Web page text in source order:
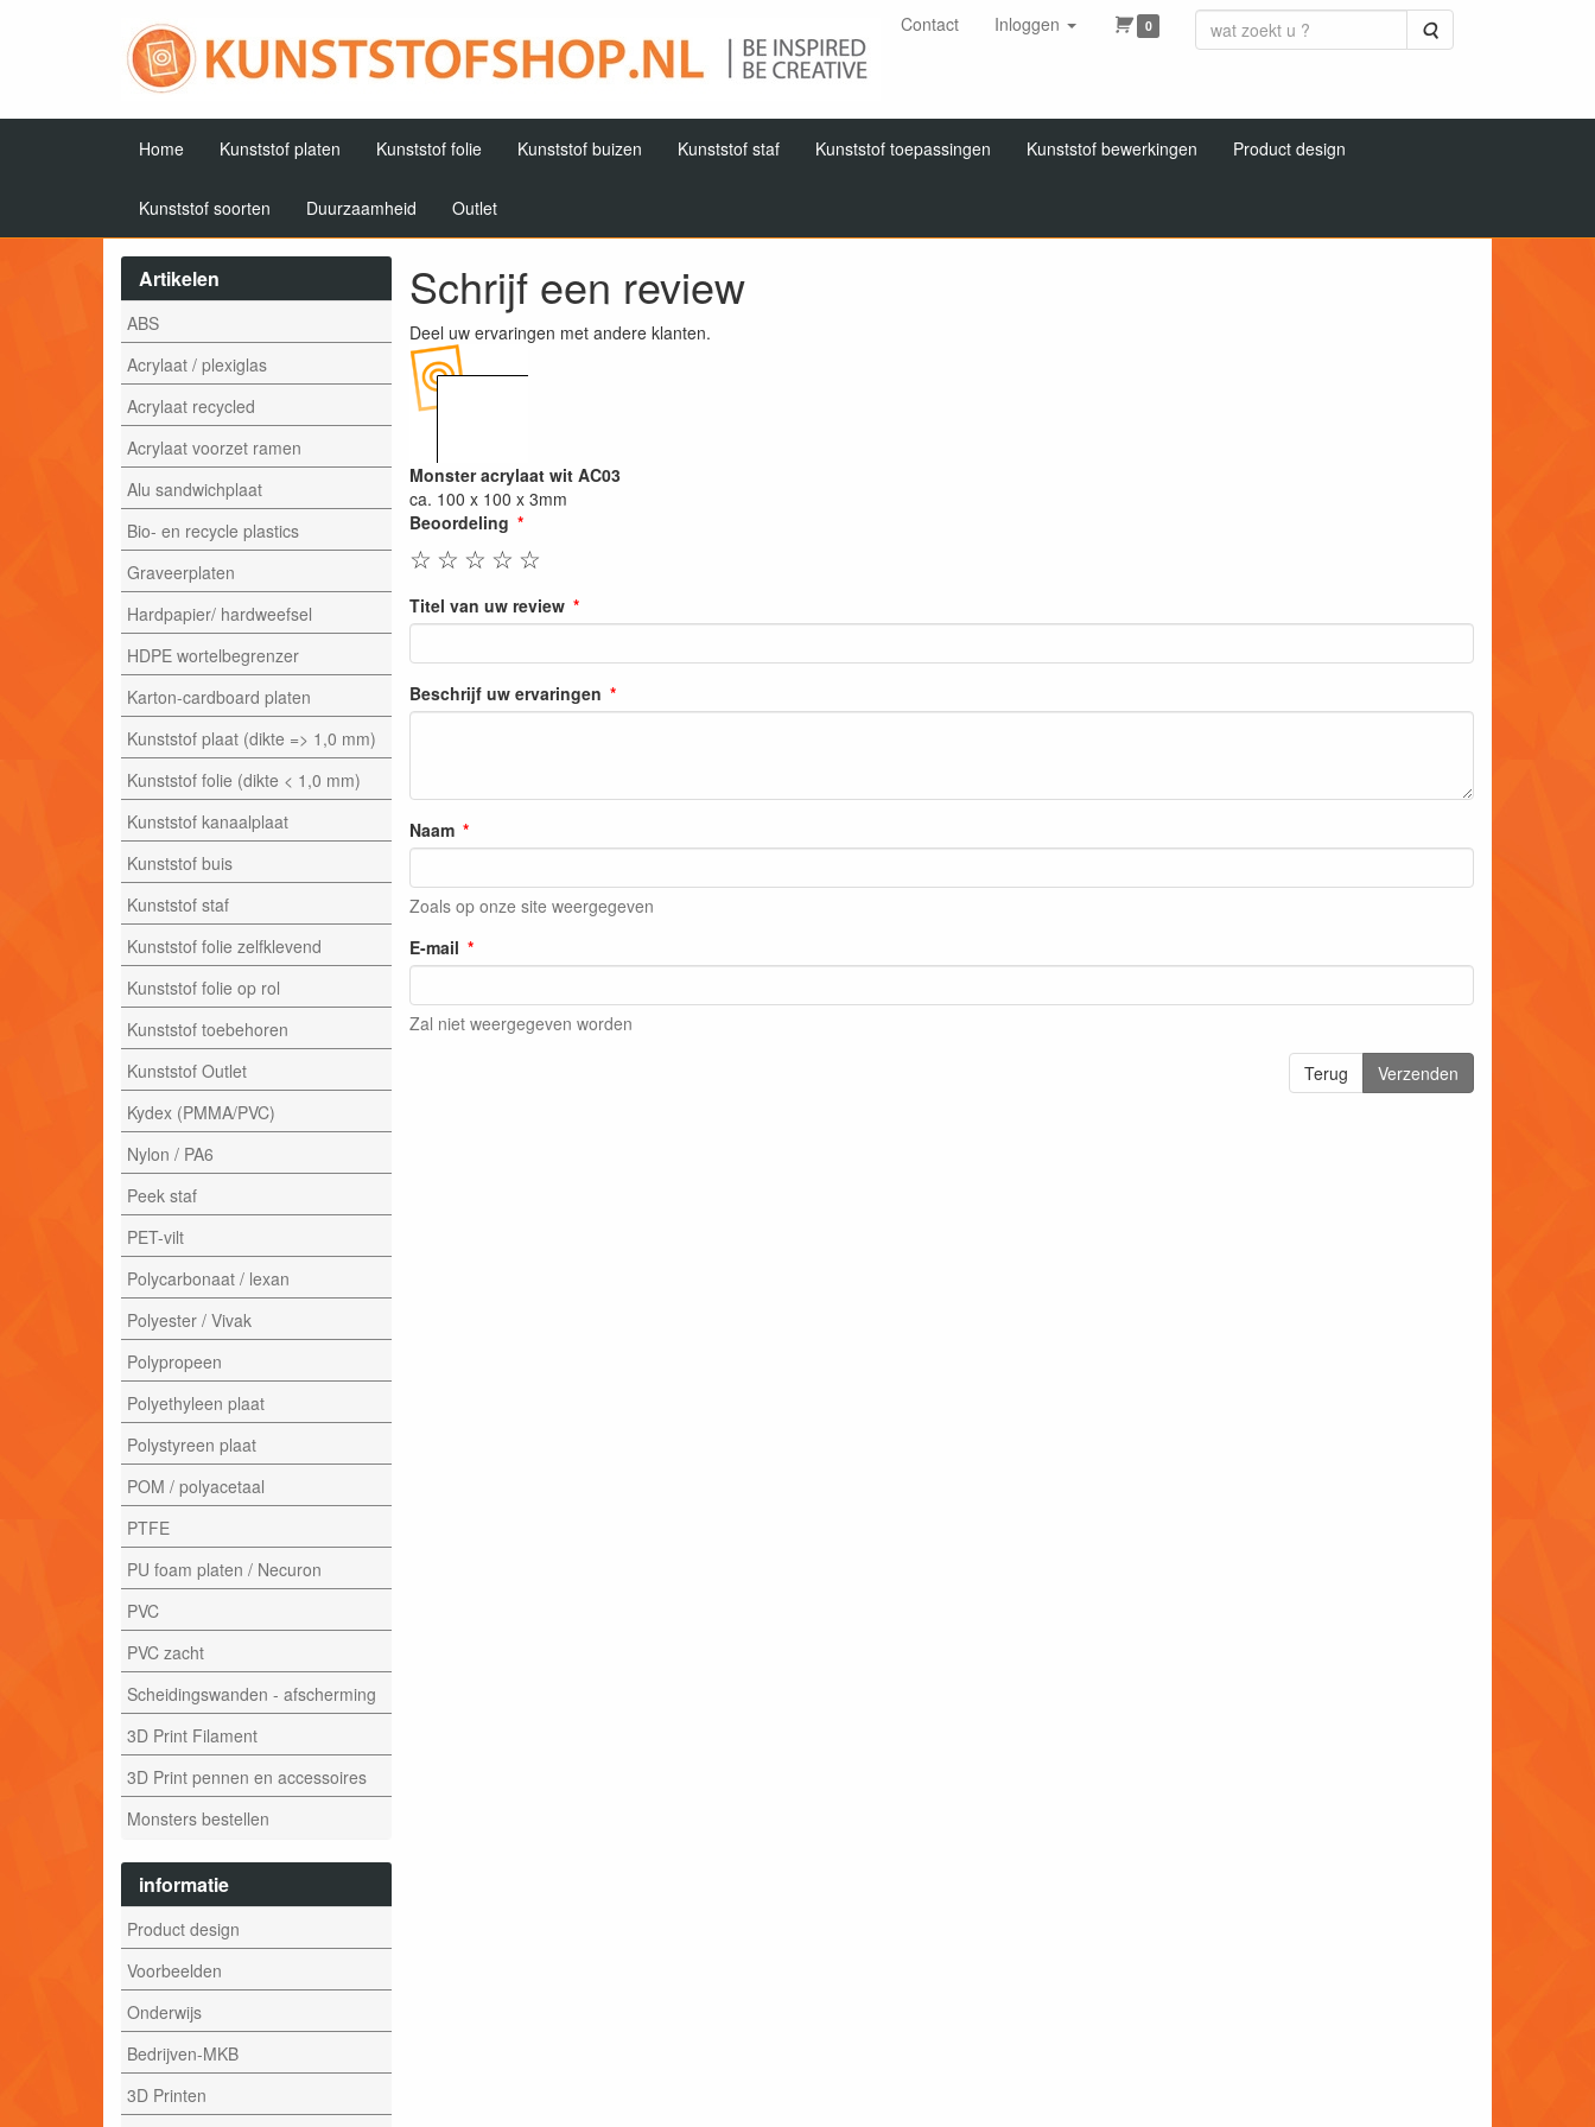
Contact Inloggen 0 Zoeken
Home Kunststof platen Kunststof folie Kunststof buizen Kunststof staf Kunststof toepassingen Kunststof bewerkingen Product design
Kunststof soorten Duurzaamheid Outlet
Artikelen
ABS
Acrylaat / plexiglas
Acrylaat recycled
Acrylaat voorzet ramen
Alu sandwichplaat
Bio- en recycle plastics
Graveerplaten
Hardpapier/ hardweefsel
HDPE wortelbegrenzer
Karton-cardboard platen
Kunststof plaat (dikte => 1,0 mm)
Kunststof folie (dikte < 1,0 mm)
Kunststof kanaalplaat
Kunststof buis
Kunststof staf
Kunststof folie zelfklevend
Kunststof folie op rol
Kunststof toebehoren
Kunststof Outlet
Kydex (PMMA/PVC)
Nylon / PA6
Peek staf
PET-vilt
Polycarbonaat / lexan
Polyester / Vivak
Polypropeen
Polyethyleen plaat
Polystyreen plaat
POM / polyacetaal
PTFE
PU foam platen / Necuron
PVC
PVC zacht
Scheidingswanden - afscherming
3D Print Filament
3D Print pennen en accessoires
Monsters bestellen
informatie
Product design
Voorbeelden
Onderwijs
Bedrijven-MKB
3D Printen
Schrijf een review
Deel uw ervaringen met andere klanten.
Monster acrylaat wit AC03
ca. 100 x 100 x 3mm
Beoordeling
☆
☆
☆
☆
☆
Titel van uw review
Beschrijf uw ervaringen
Naam
Zoals op onze site weergegeven
E-mail
Zal niet weergegeven worden
Terug Verzenden